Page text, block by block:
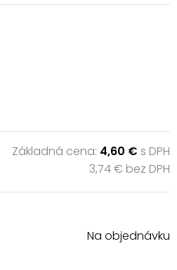
Základná cena: 4,60 € s DPH
3,74 € bez DPH
Na objednávku